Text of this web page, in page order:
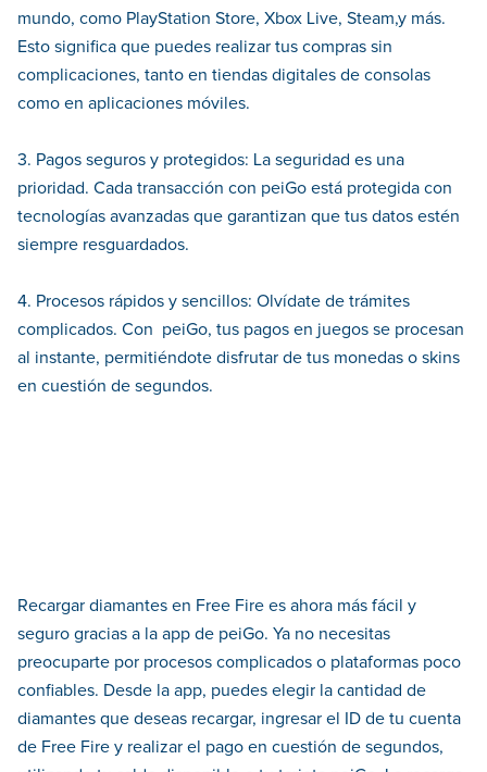
mundo, como PlayStation Store, Xbox Live, Steam,y más.
Esto significa que puedes realizar tus compras sin
complicaciones, tanto en tiendas digitales de consolas
como en aplicaciones móviles.
3. Pagos seguros y protegidos: La seguridad es una
prioridad. Cada transacción con peiGo está protegida con
tecnologías avanzadas que garantizan que tus datos estén
siempre resguardados.
4. Procesos rápidos y sencillos: Olvídate de trámites
complicados. Con peiGo, tus pagos en juegos se procesan
al instante, permitiéndote disfrutar de tus monedas o skins
en cuestión de segundos.
Recargar diamantes en Free Fire es ahora más fácil y
seguro gracias a la app de peiGo. Ya no necesitas
preocuparte por procesos complicados o plataformas poco
confiables. Desde la app, puedes elegir la cantidad de
diamantes que deseas recargar, ingresar el ID de tu cuenta
de Free Fire y realizar el pago en cuestión de segundos,